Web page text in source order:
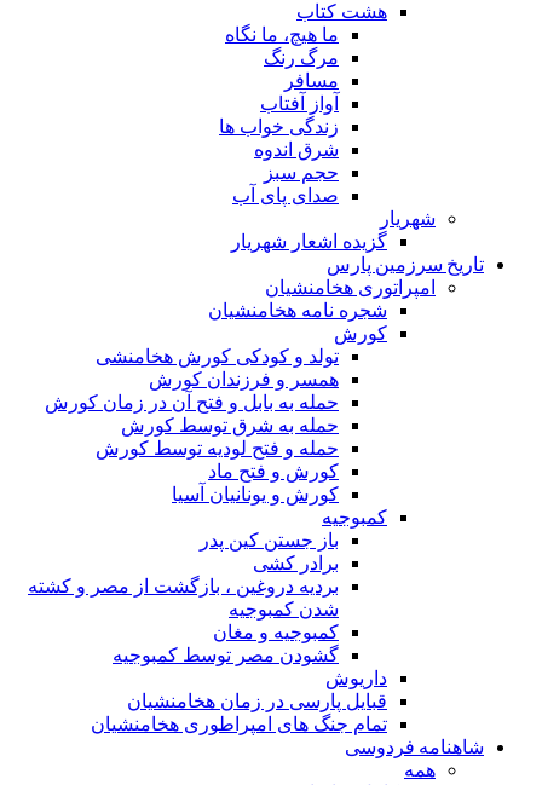
هشت کتاب
ما هیچ، ما نگاه
مرگ رنگ
مسافر
آواز آفتاب
زندگی خواب ها
شرق اندوه
حجم سبز
صدای پای آب
شهریار
گزیده اشعار شهریار
تاریخ سرزمین پارس
امپراتوری هخامنشیان
شجره نامه هخامنشیان
کورش
تولد و کودکی کورش هخامنشی
همسر و فرزندان کورش
حمله به بابل و فتح آن در زمان کورش
حمله به شرق توسط کورش
حمله و فتح لودیه توسط کورش
کورش و فتح ماد
کورش و یونانیان آسیا
کمبوجیه
باز جستن کین پدر
برادر کشی
بردیه دروغین ، بازگشت از مصر و کشته
شدن کمبوجیه
کمبوجیه و مغان
گشودن مصر توسط کمبوجیه
داریوش
قبایل پارسی در زمان هخامنشیان
تمام جنگ های امپراطوری هخامنشیان
شاهنامه فردوسی
همه